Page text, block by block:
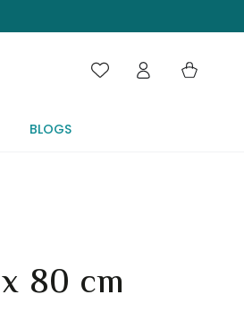
BLOGS
ConnexionPanier
80 cm